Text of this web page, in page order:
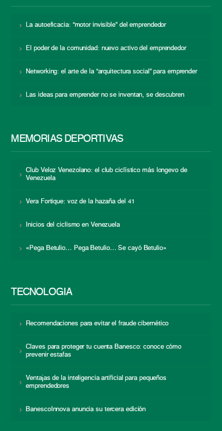
La autoeficacia: “motor invisible” del emprendedor
El poder de la comunidad: nuevo activo del emprendedor
Networking: el arte de la “arquitectura social” para emprender
Las ideas para emprender no se inventan, se descubren
MEMORIAS DEPORTIVAS
Club Veloz Venezolano: el club ciclístico más longevo de
Venezuela
Vera Fortique: voz de la hazaña del 41
Inicios del ciclismo en Venezuela
«Pega Betulio… Pega Betulio… Se cayó Betulio»
TECNOLOGÍA
Recomendaciones para evitar el fraude cibernético
Claves para proteger tu cuenta Banesco: conoce cómo
prevenir estafas
Ventajas de la inteligencia artificial para pequeños
emprendedores
BanescoInnova anuncia su tercera edición